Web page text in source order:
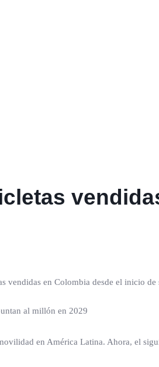
vendidas en Colombia desde el inicio de
en América Latina. Ahora, el